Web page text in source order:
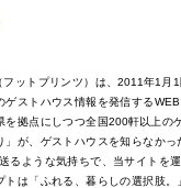
ットプリンツ）は、2011年1月1
ゲストハウス情報を発信する
を拠点にしつつ全国200軒以上の
」が、ゲストハウスを知らなかっ
るような気持ちで、当サイトを
トは「ふれる、暮らしの選択肢。